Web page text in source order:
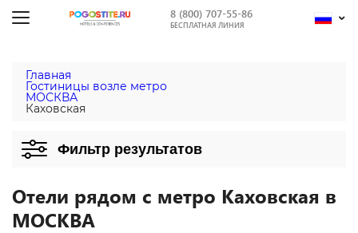
8 (800) 707-55-86
БЕСПЛАТНАЯ ЛИНИЯ
Главная
Гостиницы возле метро
МОСКВА
Каховская
Фильтр результатов
Отели рядом с метро Каховская в
МОСКВА